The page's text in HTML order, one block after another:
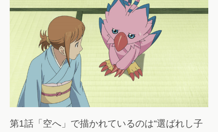
第1話「空へ」で描かれているのは“選ばれし子